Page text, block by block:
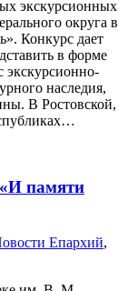
экскурсионных
округа в
Конкурс дает
в форме
экскурсионно-
наследия,
В Ростовской,
памяти
Епархий,